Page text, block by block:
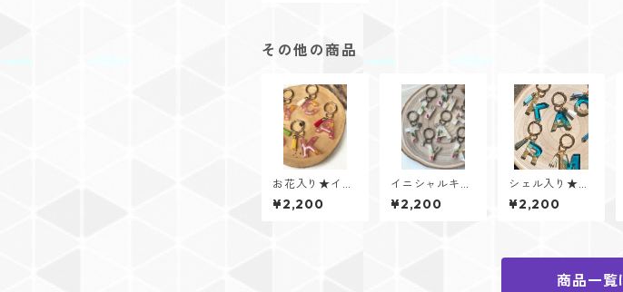
その他の商品
お花入り★イニ
シャルキーリン
グ【Flower Je
¥2,200
イニシャルキー
リング【Winte
r Memoryシリ
¥2,200
シェル入り★イ
ニシャルキーリ
ング【Cristal
¥2,200
商品一覧